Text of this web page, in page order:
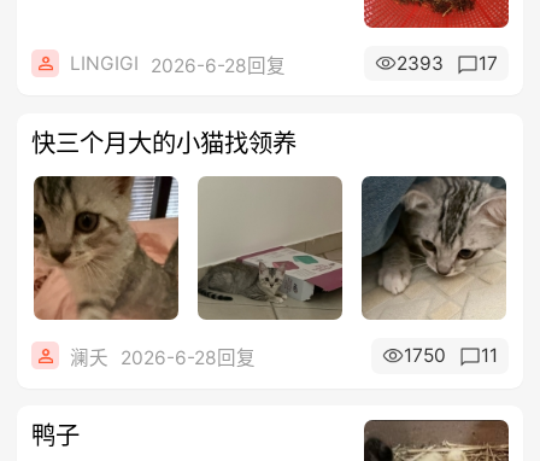
LINGIGI 2026-6-28回复 2393 17
快三个月大的小猫找领养
澜夭 2026-6-28回复 1750 11
鸭子